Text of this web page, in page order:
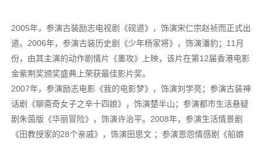
2005年，参演古装励志电视剧《砚道》，饰演宋仁宗赵祯而正式出
道。2006年，参演古装历史剧《少年杨家将》，饰演潘豹；11月
份，由其主演的动作剧情片《墨攻》上映，该片在第12届香港电影
金紫荆奖颁奖盛典上荣获最佳影片奖。
2007年，参演励志电影《我的电影梦》，饰演刘学亮；参演古装神
话剧《聊斋奇女子之辛十四娘》，饰演楚半山；参演都市生活悬疑
剧朱茵版《华丽冒险》，饰演许治平。2008年，参演生活情景剧
《田教授家的28个亲戚》，饰演田思文 ；参演恩怨情感剧《船娘